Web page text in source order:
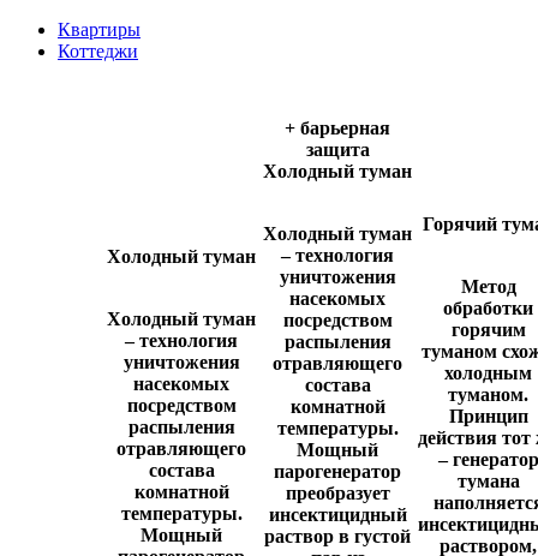
Квартиры
Коттеджи
Холодный туман
Холодный туман
– технология
уничтожения
насекомых
посредством
распыления
отравляющего
состава
комнатной
температуры.
Мощный
+ барьерная
защита
Холодный туман
Холодный туман
– технология
уничтожения
насекомых
посредством
распыления
отравляющего
состава
комнатной
температуры.
Мощный
парогенератор
преобразует
инсектицидный
раствор в густой
Горячий
Метод
обработки
горячим
туманом
холодным
туманом.
Принцип
действия тот
– генератор
тумана
раствором,